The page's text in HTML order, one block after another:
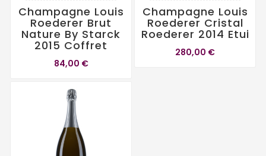
Champagne Louis
Roederer Brut
Nature By Starck
2015 Coffret
84,00 €
Champagne Louis
Roederer Cristal
Roederer 2014 Etui
280,00 €